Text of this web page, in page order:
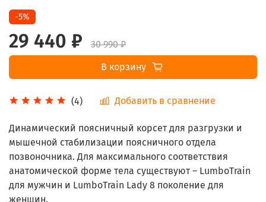
(4) Добавить в сравнение
-5%
29 440 ₽
30 990 ₽
В корзину
Динамический поясничный корсет для разгрузки и
мышечной стабилизации поясничного отдела
позвоночника. Для максимального соответствия
анатомической форме тела существуют – LumboTrain
для мужчин и LumboTrain Lady 8 поколение для
женщин.